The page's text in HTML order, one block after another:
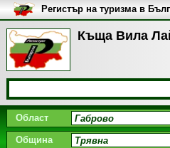
Къща Вила
Регистър на туризма в
Област
Община